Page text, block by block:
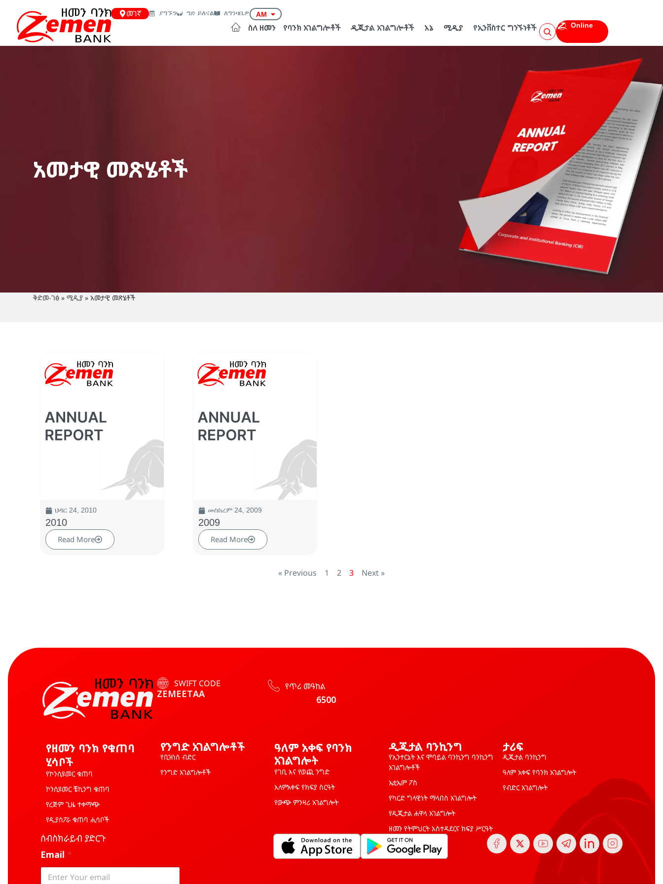
መገኛ ያግኙን ግድ ይለናል ለግንዛቤዎ AM
EN
ስለ ዘመን የባንክ አገልግሎቶች ዲጂታል አገልግሎቶች እኔ ሚዲያ የኢንቨስተር ግንኙነቶች Online
አመታዊ መጽሄቶች
ቅድመ-ገፅ »ሚዲያ »አመታዊ መጽሄቶች
ህዳር 24, 2010
2010
Read More
መስከረም 24, 2009
2009
Read More
« Previous 1 2 3 Next »
SWIFT CODE
ZEMEETAA
የጥሪ መዓከል
6500
የዘመን ባንክ የቁጠባ
ሂሳቦች
የኮንሲዩመር ቁጠባ
ኮንሲዩመር ቼኪንግ ቁጠባ
የረጅም ጊዜ ተቀማጭ
የዲያስፖራ ቁጠባ ሒሳቦች
የንግድ አገልግሎቶች
የቢዝነስ ብድር
የንግድ አገልግሎቶች
ዓለም አቀፍ የባንክ
አገልግሎት
የገቢ እና የወጪ ንግድ
አለምአቀፍ የክፍያ ስርዓት
የውጭ ምንዛሪ አገልግሎት
ዲጂታል ባንኪንግ
የኢንተርኔት እና ሞባይል ባንኪንግ ባንኪንግ
አገልግሎቶች
ኤቲኤም ፖስ
የካርድ ግላዊነት ማላበስ አገልግሎት
የዲጂታል ሐዋላ አገልግሎት
ዘመን የትምህርት አስተዳደርና ክፍያ ሥርዓት
ታሪፍ
ዲጂታል ባንኪንግ
ዓለም አቀፍ የባንክ አገልግሎት
የብድር አገልግሎት
ሰብስክራይብ ያድርጉ
m
a
Email *